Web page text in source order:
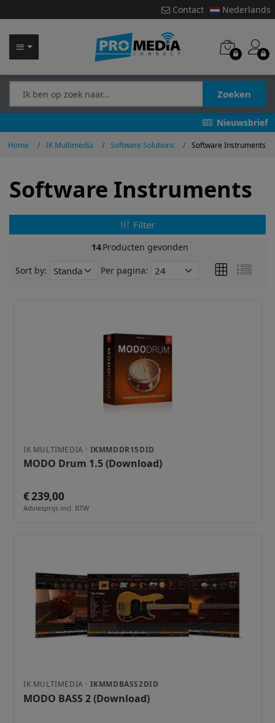
Contact Nederlands
Zoeken
Nieuwsbrief
Home IK Multimedia Software Solutions Software Instruments
Software Instruments
Filter
14Producten gevonden
Sort by: Per pagina:
IK MULTIMEDIA · IKMMDDR15DID
MODO Drum 1.5 (Download)
€ 239,00
Adviesprijs incl. BTW
IK MULTIMEDIA · IKMMDBASS2DID
MODO BASS 2 (Download)